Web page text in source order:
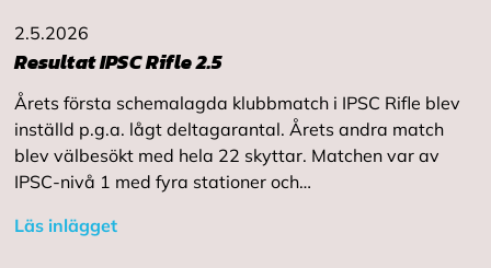
2.5.2026
Resultat IPSC Rifle 2.5
Årets första schemalagda klubbmatch i IPSC Rifle blev
inställd p.g.a. lågt deltagarantal. Årets andra match
blev välbesökt med hela 22 skyttar. Matchen var av
IPSC-nivå 1 med fyra stationer och…
Läs inlägget